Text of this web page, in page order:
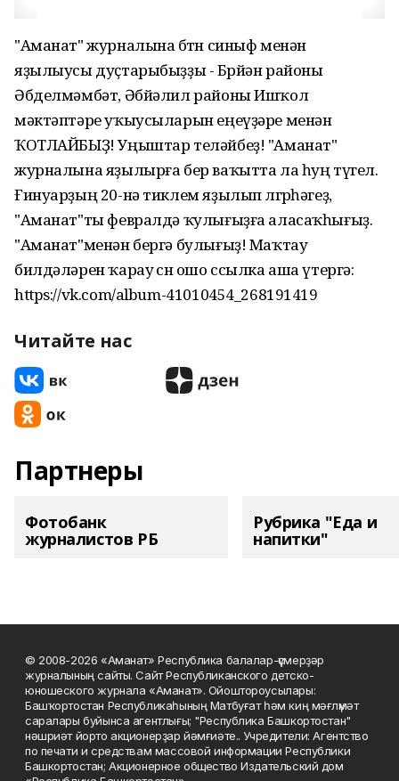
"Аманат" журналына бөтөн синыф менән
яҙылыусы дуҫтарыбыҙҙы - Бөрйән районы
Әбделмәмбәт, Әбйәлил районы Ишҡол
мәктәптәре уҡыусыларын еңеүҙәре менән
ҠОТЛАЙБЫҘ! Уңыштар теләйбеҙ! "Аманат"
журналына яҙылырға бер ваҡытта ла һуң түгел.
Ғинуарҙың 20-нә тиклем яҙылып өлгөрһәгеҙ,
"Аманат"ты февралдә ҡулығыҙға аласаҡһығыҙ.
"Аманат"менән бергә булығыҙ! Маҡтау
билдәләрен ҡарау өсөн ошо ссылка аша үтергә:
https://vk.com/album-41010454_268191419
Читайте нас
Партнеры
Фотобанк
журналистов РБ
Рубрика "Еда и
напитки"
© 2008-2026 «Аманат» Республика балалар-үҫмерҙәр
журналының сайты. Сайт Республиканского детско-
юношеского журнала «Аманат». Ойоштороусылары:
Башҡортостан Республикаһының Матбуғат һәм киң мәғлүмәт
саралары буйынса агентлығы; "Республика Башкортостан"
нәшриәт йорто акционерҙар йәмғиәте.. Учредители: Агентство
по печати и средствам массовой информации Республики
Башкортостан; Акционерное общество Издательский дом